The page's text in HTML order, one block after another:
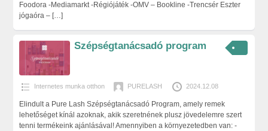
Foodora -Mediamarkt -Régiójáték -OMV – Bookline -Trencsér Eszter
jógaóra – […]
Szépségtanácsadó program
Internetes munka otthon PURELASH 2024.12.08
Elindult a Pure Lash Szépségtanácsadó Program, amely remek
lehetőséget kínál azoknak, akik szeretnének plusz jövedelemre szert
tenni termékeink ajánlásával! Amennyiben a környezetedben van: -